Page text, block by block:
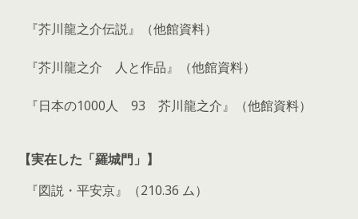
『芥川龍之介伝説』（他館資料）
『芥川龍之介 人と作品』（他館資料）
『日本の1000人 93 芥川龍之介』（他館資料）
【実在した「羅城門」】
『図説・平安京』（210.36 ム）